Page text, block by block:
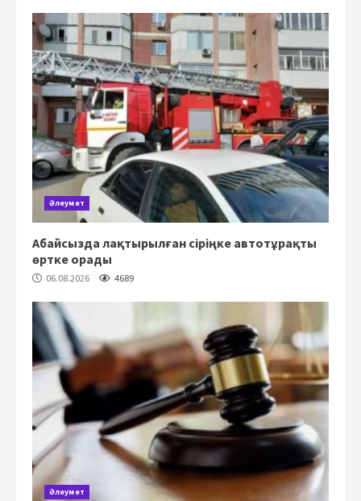
Әлеумет
Абайсызда лақтырылған сіріңке автотұрақты
өртке орады
06.08.2026 4689
Әлеумет